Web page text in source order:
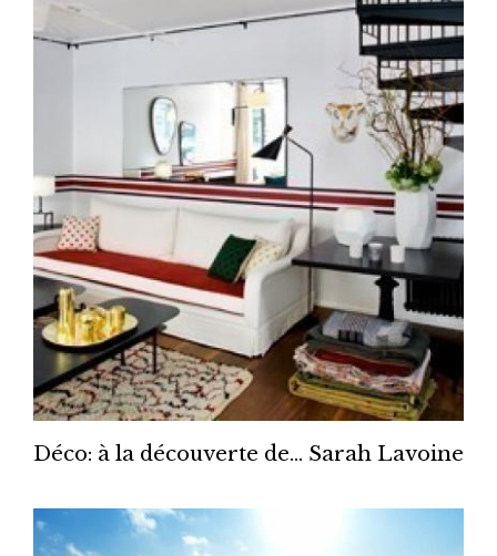
Déco: à la découverte de... Sarah Lavoine